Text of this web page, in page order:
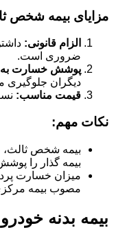
مزایای بیمه شخص
الزام قانونی:
ضروری است.
پوشش خسارت به
دیگران جلوگیری
قیمت مناسب:
نکات مهم:
بیمه شخص ثالث،
بیمه گذار را
میزان خسارت
مصوب بیمه
بیمه بدنه